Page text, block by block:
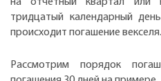
тридцатый календарный
происходит погашение векселя.
Рассмотрим порядок